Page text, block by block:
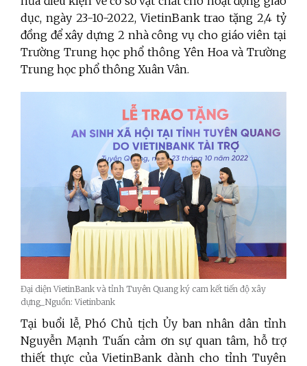
dục, ngày 23-10-2022, VietinBank trao tặng 2,4 tỷ
đồng để xây dựng 2 nhà công vụ cho giáo viên tại
Trường Trung học phổ thông Yên Hoa và Trường
Trung học phổ thông Xuân Vân.
Đại diện VietinBank và tỉnh Tuyên Quang ký cam kết tiến độ xây
dựng_Nguồn: Vietinbank
Tại buổi lễ, Phó Chủ tịch Ủy ban nhân dân tỉnh
Nguyễn Mạnh Tuấn cảm ơn sự quan tâm, hỗ trợ
thiết thực của VietinBank dành cho tỉnh Tuyên